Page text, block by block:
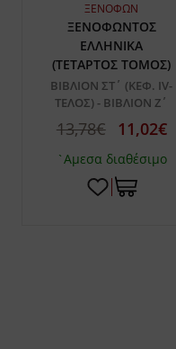
ΞΕΝΟΦΩΝ
ΞΕΝΟΦΩΝΤΟΣ
ΕΛΛΗΝΙΚΑ
(ΤΕΤΑΡΤΟΣ ΤΟΜΟΣ)
ΒΙΒΛΙΟΝ ΣΤ΄ (ΚΕΦ. IV-
ΤΕΛΟΣ) - ΒΙΒΛΙΟΝ Ζ΄
13,78€ 11,02€
`Αμεσα διαθέσιμο